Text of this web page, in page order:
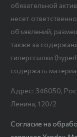
обязательной
несет
объявлений,
также за
гиперссылки
содержать
Адрес: 346050,
Ленина, 120/2
Согласие на